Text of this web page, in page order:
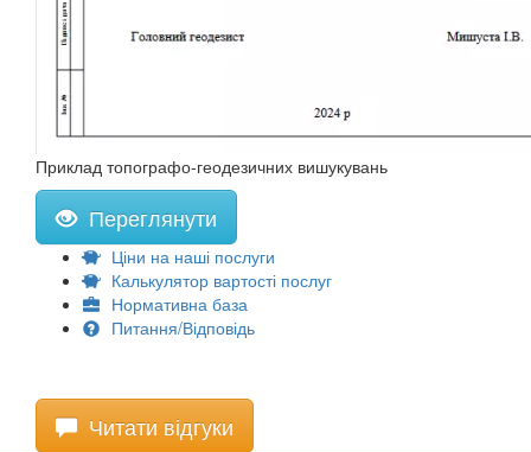
Приклад топографо-геодезичних вишукувань
Переглянути
Ціни на наші послуги
Калькулятор вартості послуг
Нормативна база
Питання/Відповідь
Читати відгуки